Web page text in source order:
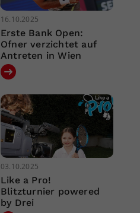
16.10.2025
Erste Bank Open:
Ofner verzichtet auf
Antreten in Wien
03.10.2025
Like a Pro!
Blitzturnier powered
by Drei